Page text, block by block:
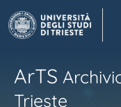
ArTS
Trieste